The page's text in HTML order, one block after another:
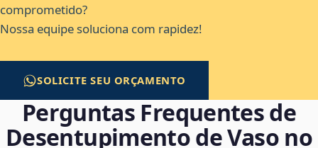
comprometido?
Nossa equipe soluciona com rapidez!
SOLICITE SEU ORÇAMENTO
Perguntas Frequentes de
Desentupimento de Vaso no